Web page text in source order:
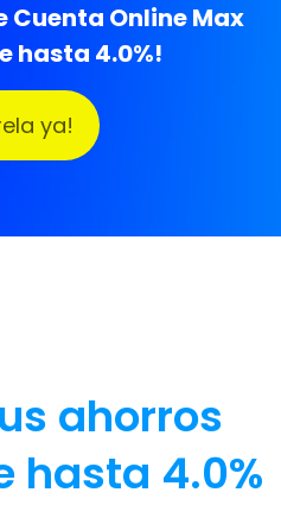
Cuenta Online Max
hasta 4.0%!
ya!
ahorros
hasta 4.0%